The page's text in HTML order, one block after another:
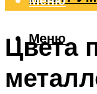
Меню
Цвета